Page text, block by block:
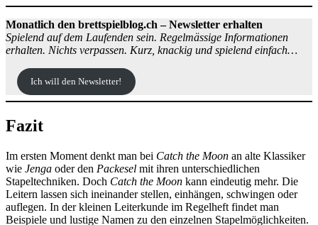
Monatlich den brettspielblog.ch – Newsletter erhalten
Spielend auf dem Laufenden sein. Regelmässige Informationen
erhalten. Nichts verpassen. Kurz, knackig und spielend einfach…
Ich will den Newsletter!
Fazit
Im ersten Moment denkt man bei Catch the Moon an alte Klassiker
wie Jenga oder den Packesel mit ihren unterschiedlichen
Stapeltechniken. Doch Catch the Moon kann eindeutig mehr. Die
Leitern lassen sich ineinander stellen, einhängen, schwingen oder
auflegen. In der kleinen Leiterkunde im Regelheft findet man
Beispiele und lustige Namen zu den einzelnen Stapelmöglichkeiten.